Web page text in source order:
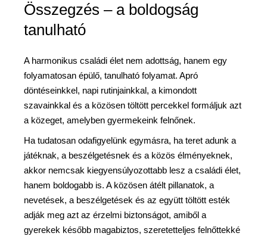
Összegzés – a boldogság
tanulható
A harmonikus családi élet nem adottság, hanem egy
folyamatosan épülő, tanulható folyamat. Apró
döntéseinkkel, napi rutinjainkkal, a kimondott
szavainkkal és a közösen töltött percekkel formáljuk azt
a közeget, amelyben gyermekeink felnőnek.
Ha tudatosan odafigyelünk egymásra, ha teret adunk a
játéknak, a beszélgetésnek és a közös élményeknek,
akkor nemcsak kiegyensúlyozottabb lesz a családi élet,
hanem boldogabb is. A közösen átélt pillanatok, a
nevetések, a beszélgetések és az együtt töltött esték
adják meg azt az érzelmi biztonságot, amiből a
gyerekek később magabiztos, szeretetteljes felnőttekké